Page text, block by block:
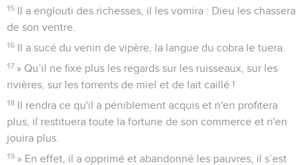
15 Il a englouti des richesses, il les vomira : Dieu les chassera
de son ventre.
16 Il a sucé du venin de vipère, la langue du cobra le tuera.
17 » Qu’il ne fixe plus les regards sur les ruisseaux, sur les
rivières, sur les torrents de miel et de lait caillé !
18 Il rendra ce qu'il a péniblement acquis et n'en profitera
plus, il restituera toute la fortune de son commerce et n'en
jouira plus.
19 » En effet, il a opprimé et abandonné les pauvres, il s’est